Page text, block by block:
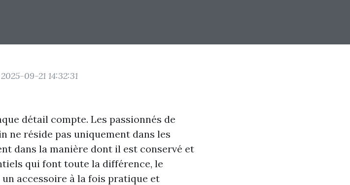
09-21 14:32:31
détail compte. Les passionnés de
ne réside pas uniquement dans les
dans la manière dont il est conservé et
qui font toute la différence, le
accessoire à la fois pratique et